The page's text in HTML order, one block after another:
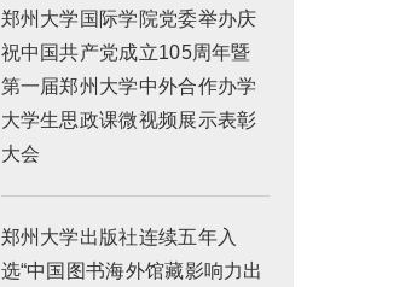
郑州大学国际学院党委举办庆
祝中国共产党成立105周年暨
第一届郑州大学中外合作办学
大学生思政课微视频展示表彰
大会
郑州大学出版社连续五年入
选“中国图书海外馆藏影响力出